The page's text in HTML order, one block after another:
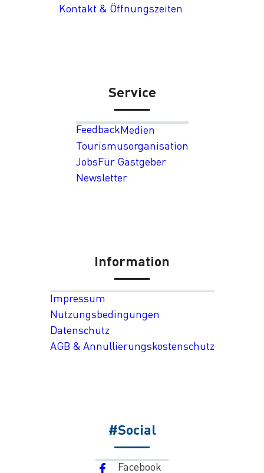
Kontakt & Öffnungszeiten
Service
FeedbackMedien
Tourismusorganisation
JobsFür Gastgeber
Newsletter
Information
Impressum
Nutzungsbedingungen
Datenschutz
AGB & Annullierungskostenschutz
#Social
Facebook